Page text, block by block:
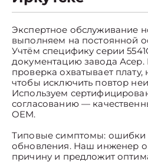
Экспертное обслуживание
выполняем на постоянной
Учтём специфику серии
документацию завода Асер.
проверка охватывает плату,
чтобы исключить повтор
Используем
согласованию —
OEM.
Типовые симптомы: ошибки
обновления. Наш инженер
причину и предложит